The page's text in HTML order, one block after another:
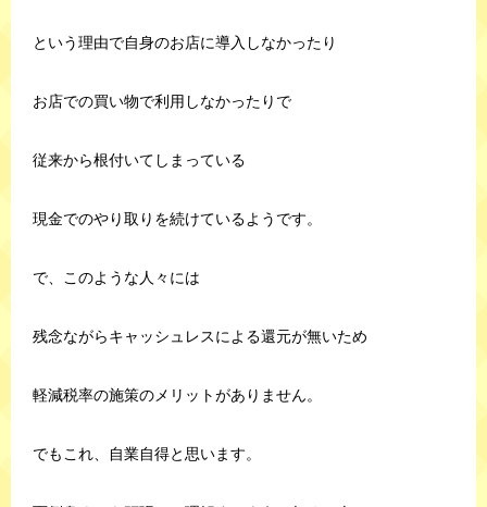
という理由で自身のお店に導入しなかったり
お店での買い物で利用しなかったりで
従来から根付いてしまっている
現金でのやり取りを続けているようです。
で、このような人々には
残念ながらキャッシュレスによる還元が無いため
軽減税率の施策のメリットがありません。
でもこれ、自業自得と思います。